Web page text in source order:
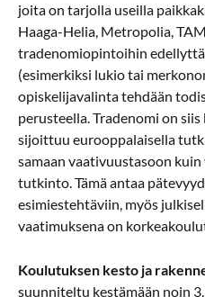
joita on tarjolla useilla
Haaga-Helia, Metropolia,
tradenomiopintoihin
(esimerkiksi lukio tai
opiskelijavalinta tehdään
perusteella. Tradenomi on
sijoittuu eurooppalaisella
samaan vaativuustasoon
tutkinto. Tämä antaa
esimiestehtäviin, myös
vaatimuksena on
Koulutuksen kesto ja
suunniteltu kestämään noin